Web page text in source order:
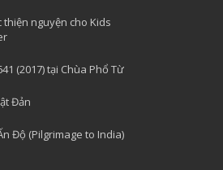
thiện nguyện cho Kids
(2017) tại Chùa Phổ Từ
Đản
Độ (Pilgrimage to India)